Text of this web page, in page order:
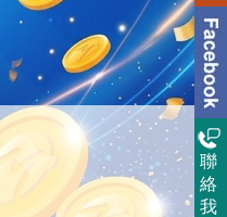
聯
絡
我